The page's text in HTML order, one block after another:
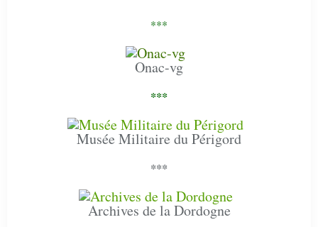
***
Onac-vg
***
Musée Militaire du Périgord
***
Archives de la Dordogne